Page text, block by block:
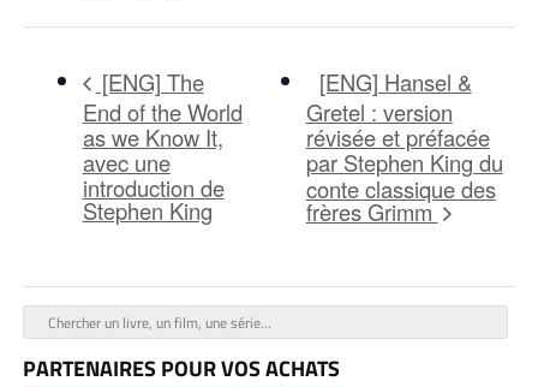
[ENG] The
End of the World
as we Know It,
avec une
introduction de
Stephen King
[ENG] Hansel &
Gretel : version
révisée et préfacée
par Stephen King du
conte classique des
frères Grimm
PARTENAIRES POUR VOS ACHATS